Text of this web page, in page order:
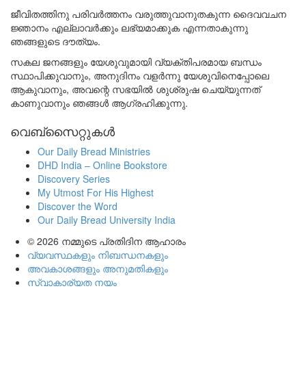
ജീവിതത്തിനു പരിവർത്തനം വരുത്തുവാനുതകുന്ന ദൈവവചന
ജ്ഞാനം എല്ലാവർക്കും ലഭ്യമാക്കുക എന്നതാകുന്നു
ഞങ്ങളുടെ ദൗത്യം.
സകല ജനങ്ങളും യേശുവുമായി വ്യക്തിപരമായ ബന്ധം
സ്ഥാപിക്കുവാനും, അനുദിനം വളർന്നു യേശുവിനെപ്പോലെ
ആകുവാനും, അവന്റെ സഭയിൽ ശുശ്രുഷ ചെയ്യുന്നത്
കാണുവാനും ഞങ്ങൾ ആഗ്രഹിക്കുന്നു.
വെബ്സൈറ്റുകൾ
Our Daily Bread Ministries
DHD India – Online Bookstore
Discovery Series
My Utmost For His Highest
Discover the Word
Our Daily Bread University India
© 2026 നമ്മുടെ പ്രതിദിന ആഹാരം
വ്യവസ്ഥകളും നിബന്ധനകളും
അവകാശങ്ങളും അനുമതികളും
സ്വാകാര്യത നയം